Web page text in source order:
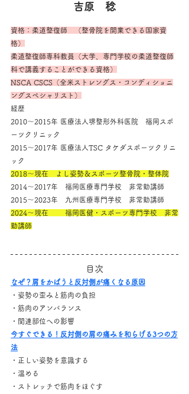
吉原　稔
資格：柔道整復師　（整骨院を開業できる国家資
格）
柔道整復師専科教員（大学、専門学校の柔道整復師
科で講義することができる資格）
NSCA CSCS（全米ストレングス・コンディショニ
ングスペシャリスト）
経歴
2010～2015年 医療法人堺整形外科医院　福岡スポ
ーツクリニック
2015～2017年 医療法人TSC タケダスポーツクリニ
ック
2018～現在　よし姿勢＆スポーツ整骨院・整体院
2014～2017年　福岡医療専門学校　非常勤講師
2015～2023年　九州医療専門学校　非常勤講師
2024～現在　　 福岡医健・スポーツ専門学校　非常
勤講師
目次
なぜ？肩をかばうと反対側が痛くなる原因
・姿勢の歪みと筋肉の負担
・筋肉のアンバランス
・関連部位への影響
今すぐできる！反対側の肩の痛みを和らげる3つの方
法
・正しい姿勢を意識する
・温める
・ストレッチで筋肉をほぐす